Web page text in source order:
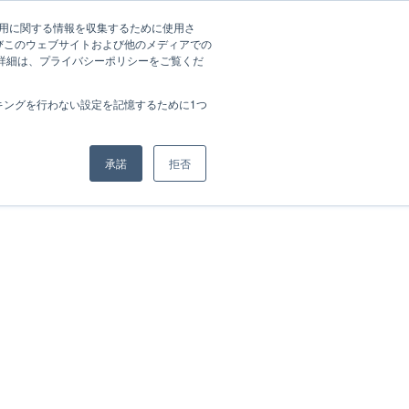
に関する情報を収集するために使用さ
のウェブサイトおよび他のメディアでの
は、プライバシーポリシーをご覧くだ
グを行わない設定を記憶するために1つ
承諾 拒否
ウハウ資料一覧会社概要 資料ダウンロード